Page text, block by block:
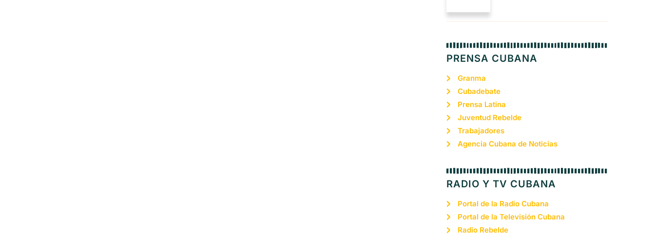
PRENSA CUBANA
Granma
Cubadebate
Prensa Latina
Juventud Rebelde
Trabajadores
Agencia Cubana de Noticias
RADIO Y TV CUBANA
Portal de la Radio Cubana
Portal de la Televisión Cubana
Radio Rebelde